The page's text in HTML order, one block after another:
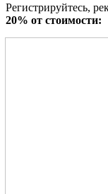
Регистрируйтесь,
20% от стоимости: